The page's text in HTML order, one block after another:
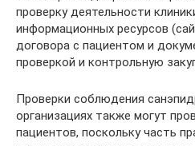
проверку деятельности
информационных ресурсов
договора с пациентом и
проверкой и контрольную
Проверки соблюдения
организациях также могут
пациентов, поскольку часть